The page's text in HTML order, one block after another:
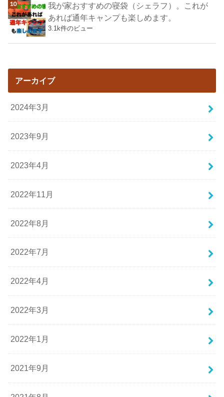
我が家おすすめの寝袋（シェラフ）。これが
あれば通年キャンプも楽しめます。
3.1k件のビュー
アーカイブ
2024年3月
2023年9月
2023年4月
2022年11月
2022年8月
2022年7月
2022年4月
2022年3月
2022年1月
2021年9月